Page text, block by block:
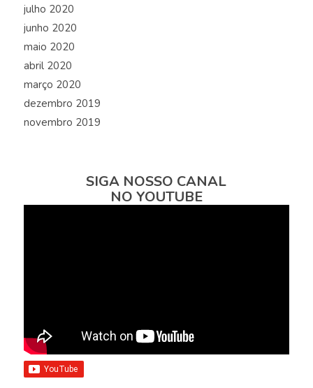
julho 2020
junho 2020
maio 2020
abril 2020
março 2020
dezembro 2019
novembro 2019
SIGA NOSSO CANAL
NO YOUTUBE